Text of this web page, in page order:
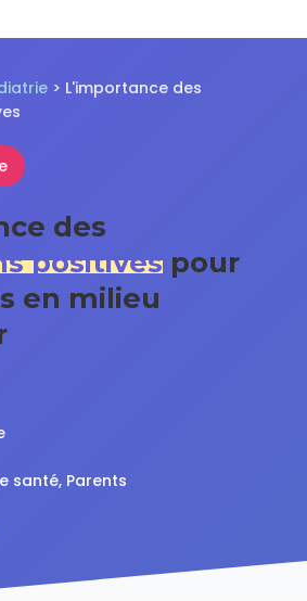
> L'importance des
des
positives pour
en milieu
santé, Parents